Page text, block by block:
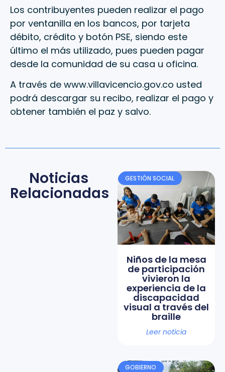
Los contribuyentes pueden realizar el pago
por ventanilla en los bancos, por tarjeta
débito, crédito y botón PSE, siendo este
último el más utilizado, pues pueden pagar
desde la comunidad de su casa u oficina.
A través de www.villavicencio.gov.co usted
podrá descargar su recibo, realizar el pago y
obtener también el paz y salvo.
Noticias
Relacionadas
GESTIÓN SOCIAL
Niños de la mesa
de participación
vivieron la
experiencia de la
discapacidad
visual a través del
braille
Leer noticia
GOBIERNO